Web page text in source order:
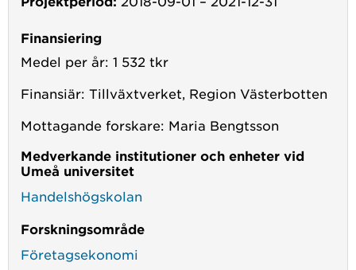
Finansiering
Medel per år: 1 532 tkr
Finansiär: Tillväxtverket, Region Västerbotten
Mottagande forskare: Maria Bengtsson
Medverkande institutioner och enheter vid
Umeå universitet
Handelshögskolan
Forskningsområde
Företagsekonomi